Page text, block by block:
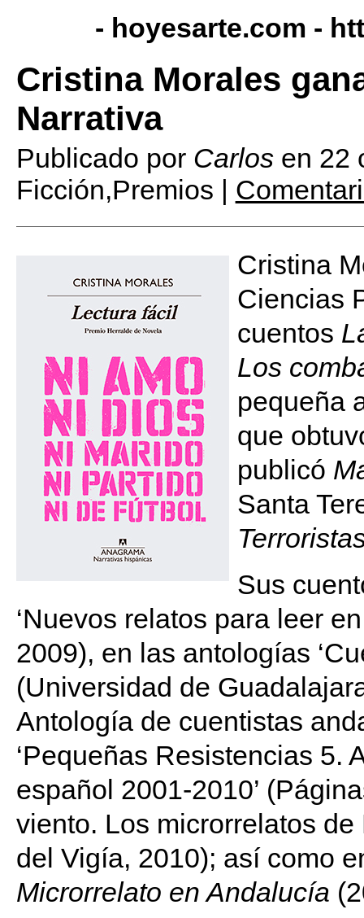
- hoyesarte.com -
Cristina Morales
Narrativa
Publicado por Carlosen 22
Ficción,Premios |
Cristina
Ciencias
cuentos
Los
pequeña
que
publicó
Santa
Sus
‘Nuevos relatos para leer
2009), en las antologías
(Universidad de
Antología de cuentistas
‘Pequeñas Resistencias 5.
español 2001-2010’
viento. Los microrrelatos
del Vigía, 2010); así como
Microrrelato en Andalucía